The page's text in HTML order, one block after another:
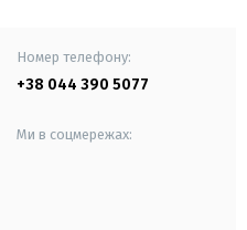
Номер телефону:
+38 044 390 5077
Ми в соцмережах: